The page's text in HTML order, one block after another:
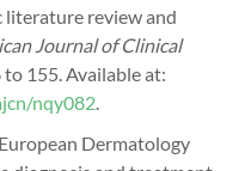
literature review and
Journal of Clinical
to 155. Available at:
nqy082
Dermatology